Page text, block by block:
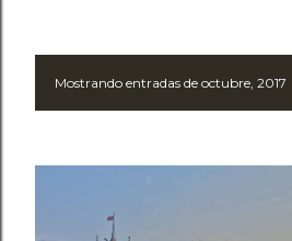
E
r
Mostrando entradas de octubre, 2017